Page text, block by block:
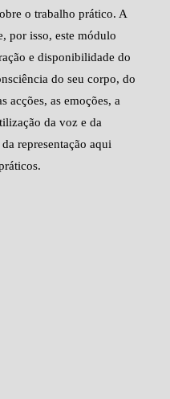
o trabalho prático. A
por isso, este módulo
e disponibilidade do
do seu corpo, do
acções, as emoções, a
da voz e da
representação aqui